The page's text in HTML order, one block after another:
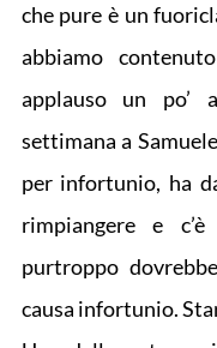
che pure è un
abbiamo
applauso un po’
settimana a
per infortunio, ha
rimpiangere e
purtroppo
causa infortunio.